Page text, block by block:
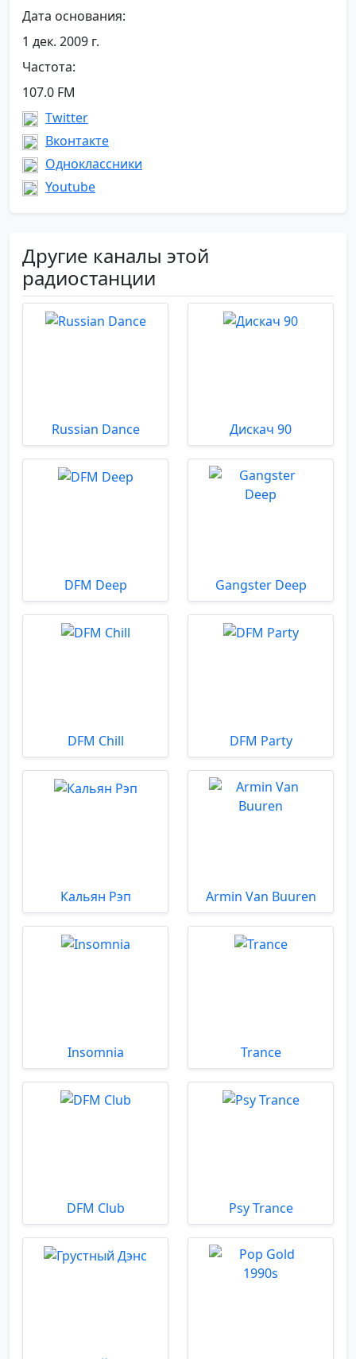
Дата основания:
1 дек. 2009 г.
Частота:
107.0 FM
Twitter
Вконтакте
Одноклассники
Youtube
Другие каналы этой
радиостанции
Russian Dance Дискач 90
DFM Deep Gangster Deep
DFM Chill DFM Party
Кальян Рэп Armin Van Buuren
Insomnia Trance
DFM Club Psy Trance